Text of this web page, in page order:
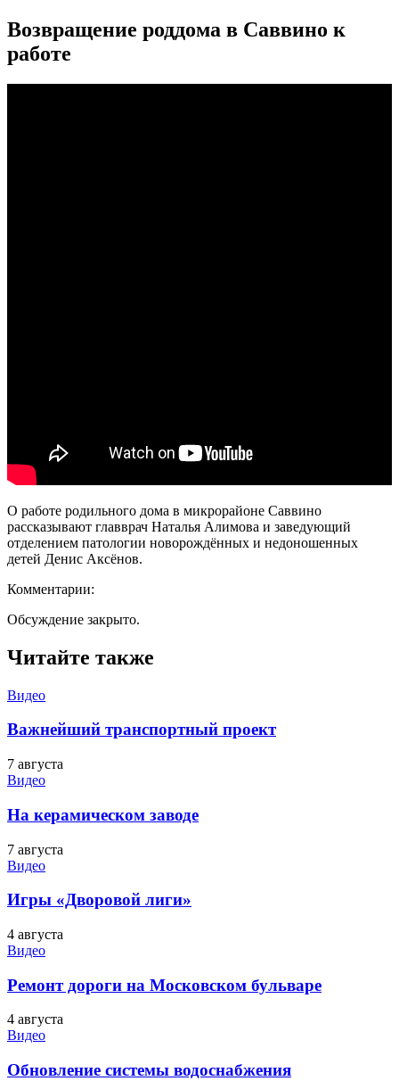
Возвращение роддома в Саввино к
работе
О работе родильного дома в микрорайоне Саввино
рассказывают главврач Наталья Алимова и заведующий
отделением патологии новорождённых и недоношенных
детей Денис Аксёнов.
Комментарии:
Обсуждение закрыто.
Читайте также
Видео
Важнейший транспортный проект
7 августа
Видео
На керамическом заводе
7 августа
Видео
Игры «Дворовой лиги»
4 августа
Видео
Ремонт дороги на Московском бульваре
4 августа
Видео
Обновление системы водоснабжения